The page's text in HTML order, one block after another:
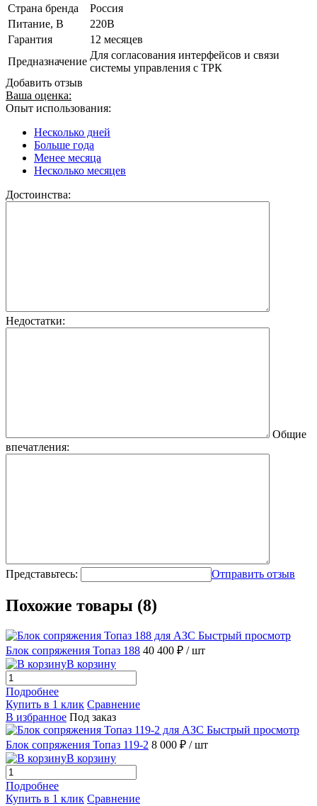
Страна бренда
Россия
Питание, В
220В
Гарантия
12 месяцев
Предназначение
Для согласования интерфейсов и связи
системы управления с ТРК
Добавить отзыв
Ваша оценка:
Опыт использования:
Несколько дней
Больше года
Менее месяца
Несколько месяцев
Достоинства:
Недостатки:
Общие
впечатления:
Представьтесь: Отправить отзыв
Похожие товары (8)
Быстрый просмотр
Блок сопряжения Топаз 188 40 400 ₽ / шт
В корзину
Подробнее
Купить в 1 клик Сравнение
В избранное Под заказ
Быстрый просмотр
Блок сопряжения Топаз 119-2 8 000 ₽ / шт
В корзину
Подробнее
Купить в 1 клик Сравнение